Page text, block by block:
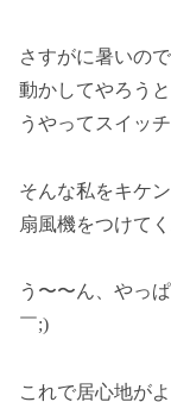
さすがに暑いの
動かしてやろう
うやってスイッ
そんな私をキケ
扇風機をつけてく
う〜〜ん、やっ
￣;)
これで居心地が